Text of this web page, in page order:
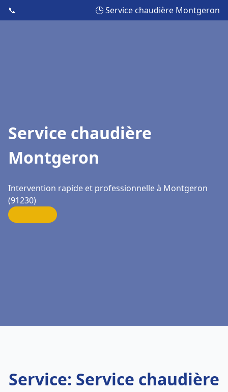
📞 🕒 Service chaudière Montgeron
Service chaudière
Montgeron
Intervention rapide et professionnelle à Montgeron
(91230)
Service: Service chaudière